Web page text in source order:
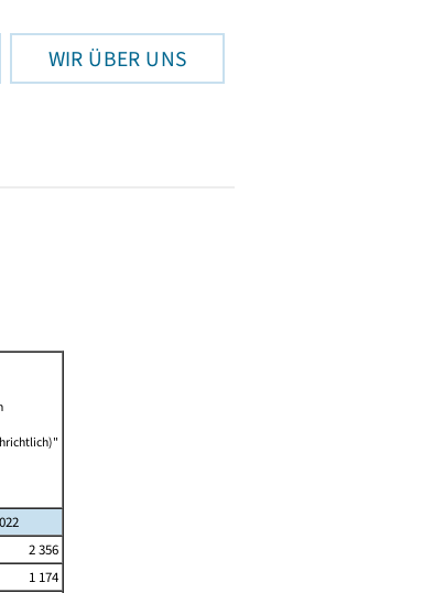
WIR ÜBER UNS
2 356
1 174